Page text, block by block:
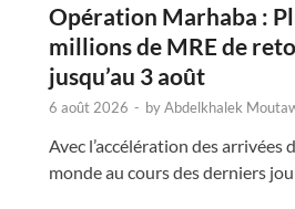
Opération Marhaba :
millions de MRE de
jusqu’au 3 août
6 août 2026 - byAbdelkhalek
Avec l’accélération des arrivées
monde au cours des derniers